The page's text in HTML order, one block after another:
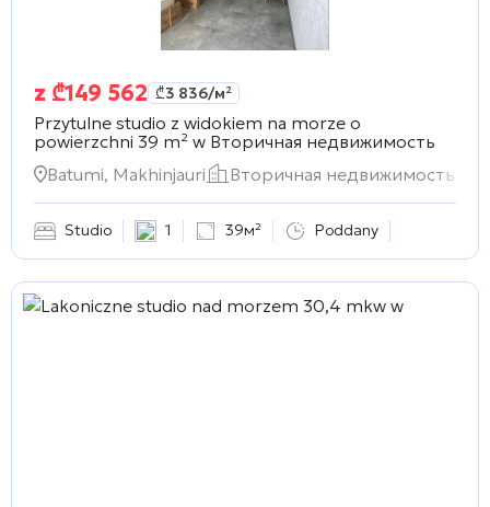
z ₾149 562 ₾3 836/м²
Przytulne studio z widokiem na morze o
powierzchni 39 m² w Вторичная недвижимость
Batumi, Makhinjauri
Вторичная недвижимость
Studio 1 39м² Poddany